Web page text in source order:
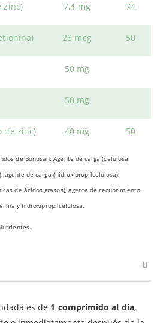
zinc) 7,4 mg 74
28 mcg 50
50 mg
50 mg
de zinc) 40 mg 50
de Bonusan: Agente de carga (celulosa
agente de carga (hidroxipropilcelulosa),
de ácidos grasos), agente de recubrimiento
y hidroxipropilcelulosa.
es de 1 comprimido al día,